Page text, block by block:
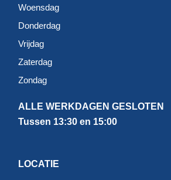
Woensdag
Donderdag
Vrijdag
Zaterdag
Zondag
ALLE WERKDAGEN GESLOTEN
Tussen 13:30 en 15:00
LOCATIE